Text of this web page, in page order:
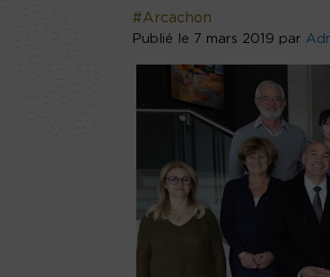
#Arcachon
Publié le 7 mars 2019 par